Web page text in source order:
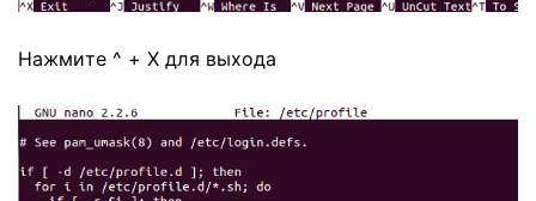
Нажмите ^ + X для выхода